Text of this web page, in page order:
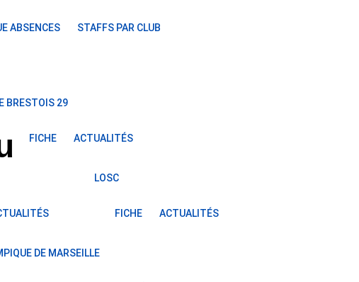
ABSENCES STAFFS PAR CLUB
BRESTOIS 29
FICHE ACTUALITÉS
LOSC
FICHE ACTUALITÉS
DE MARSEILLE